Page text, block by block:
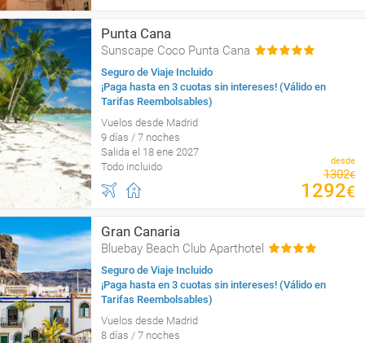
Punta Cana
Sunscape Coco Punta Cana
Seguro de Viaje Incluido
¡Paga hasta en 3 cuotas sin intereses! (Válido en
Tarifas Reembolsables)
Vuelos desde Madrid
9 días / 7 noches
Salida el 18 ene 2027
Todo incluido
desde
1302€
1292€
Gran Canaria
Bluebay Beach Club Aparthotel
Seguro de Viaje Incluido
¡Paga hasta en 3 cuotas sin intereses! (Válido en
Tarifas Reembolsables)
Vuelos desde Madrid
8 días / 7 noches